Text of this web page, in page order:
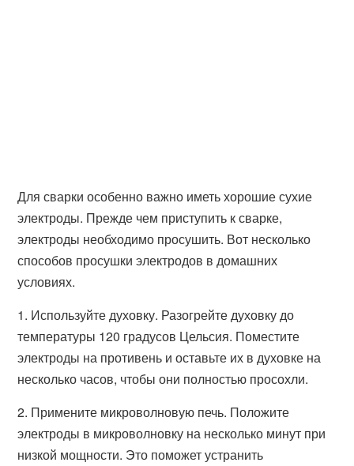
Для сварки особенно важно иметь хорошие сухие
электроды. Прежде чем приступить к сварке,
электроды необходимо просушить. Вот несколько
способов просушки электродов в домашних
условиях.
1. Используйте духовку. Разогрейте духовку до
температуры 120 градусов Цельсия. Поместите
электроды на противень и оставьте их в духовке на
несколько часов, чтобы они полностью просохли.
2. Примените микроволновую печь. Положите
электроды в микроволновку на несколько минут при
низкой мощности. Это поможет устранить